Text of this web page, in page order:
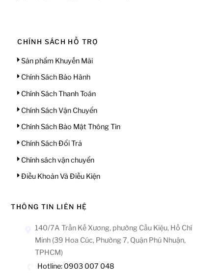
CHÍNH SÁCH HỖ TRỢ
Sản phẩm Khuyến Mãi
Chính Sách Bảo Hành
Chính Sách Thanh Toán
Chính Sách Vận Chuyển
Chính Sách Bảo Mật Thông Tin
Chính Sách Đổi Trả
Chính sách vận chuyển
Điều Khoản Và Điều Kiện
THÔNG TIN LIÊN HỆ
140/7A Trần Kế Xương, phường Cầu Kiệu, Hồ Chí
Minh (39 Hoa Cúc, Phường 7, Quận Phú Nhuận,
TPHCM)
Hotline: 0903 007 048